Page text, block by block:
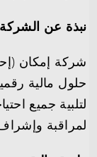
نبذة عن
شركة إمكان
حلول مالية
لتلبية جميع
لمراقبة